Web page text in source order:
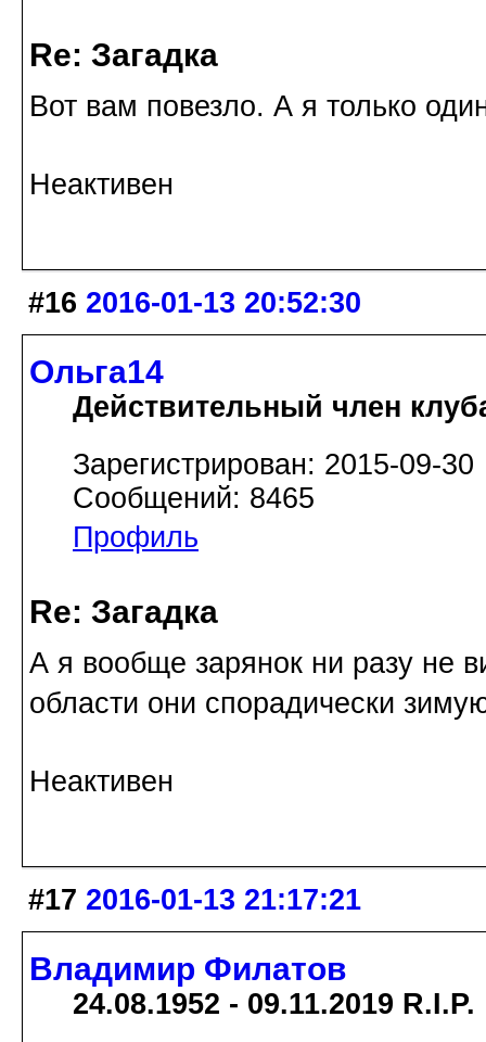
Re: Загадка
Вот вам повезло. А я только
Неактивен
#16 2016-01-13 20:52:30
Ольга14
Действительный член
Зарегистрирован: 2015-09-30
Сообщений: 8465
Профиль
Re: Загадка
А я вообще зарянок ни разу не
области они спорадически
Неактивен
#17 2016-01-13 21:17:21
Владимир Филатов
24.08.1952 - 09.11.2019 R.I.P.